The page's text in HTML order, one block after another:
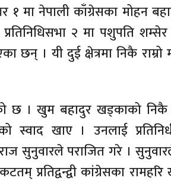
१ मा नेपाली काँग्रेसका मोहन
२ मा पशुपति
छन् । यी दुई क्षेत्रमा निकै
। खुम बहादुर खड्काको निकै
स्वाद खाए । उनलाई
सुनुवारले पराजित गरे ।
प्रतिद्वन्द्वी कांग्रेसका